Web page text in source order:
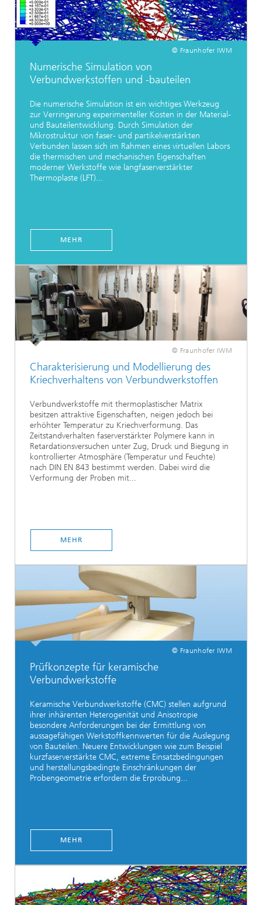
© Fraunhofer IWM
Numerische Simulation von
Verbundwerkstoffen und -bauteilen
Die numerische Simulation ist ein wichtiges Werkzeug
zur Verringerung experimenteller Kosten in der Material-
und Bauteilentwicklung. Durch Simulation der
Mikrostruktur von faser- und partikelverstärkten
Verbunden lassen sich im Rahmen eines virtuellen Labors
die thermischen und mechanischen Eigenschaften
moderner Werkstoffe wie langfaserverstärkter
Thermoplaste (LFT)...
MEHR
© Fraunhofer IWM
Charakterisierung und Modellierung des
Kriechverhaltens von Verbundwerkstoffen
Verbundwerkstoffe mit thermoplastischer Matrix
besitzen attraktive Eigenschaften, neigen jedoch bei
erhöhter Temperatur zu Kriechverformung. Das
Zeitstandverhalten faserverstärkter Polymere kann in
Retardationsversuchen unter Zug, Druck und Biegung in
kontrollierter Atmosphäre (Temperatur und Feuchte)
nach DIN EN 843 bestimmt werden. Dabei wird die
Verformung der Proben mit...
MEHR
© Fraunhofer IWM
Prüfkonzepte für keramische
Verbundwerkstoffe
Keramische Verbundwerkstoffe (CMC) stellen aufgrund
ihrer inhärenten Heterogenität und Anisotropie
besondere Anforderungen bei der Ermittlung von
aussagefähigen Werkstoffkennwerten für die Auslegung
von Bauteilen. Neuere Entwicklungen wie zum Beispiel
kurzfaserverstärkte CMC, extreme Einsatzbedingungen
und herstellungsbedingte Einschränkungen der
Probengeometrie erfordern die Erprobung...
MEHR